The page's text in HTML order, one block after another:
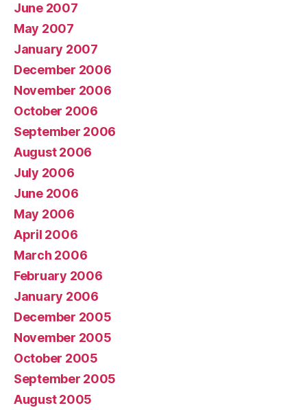
June 2007
May 2007
January 2007
December 2006
November 2006
October 2006
September 2006
August 2006
July 2006
June 2006
May 2006
April 2006
March 2006
February 2006
January 2006
December 2005
November 2005
October 2005
September 2005
August 2005